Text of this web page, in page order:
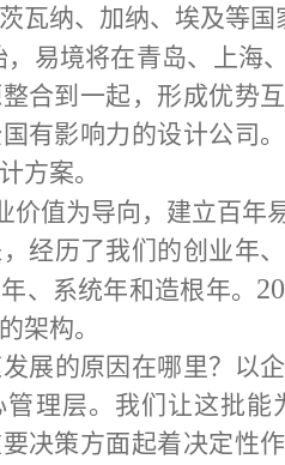
瓦纳、加纳、埃及等国
，易境将在青岛、上海
合到一起，形成优势
有影响力的设计公司
方案。
价值为导向，建立百年
经历了我们的创业年
、系统年和造根年。
架构。
展的原因在哪里？以
理层。我们让这批
决策方面起着决定性